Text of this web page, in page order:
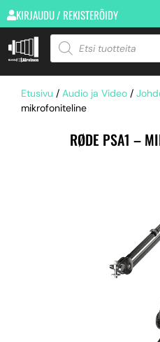
KIRJAUDU / REKISTERÖIDY
Etusivu / Audio ja Video /
mikrofoniteline
RØDE PSA1 –